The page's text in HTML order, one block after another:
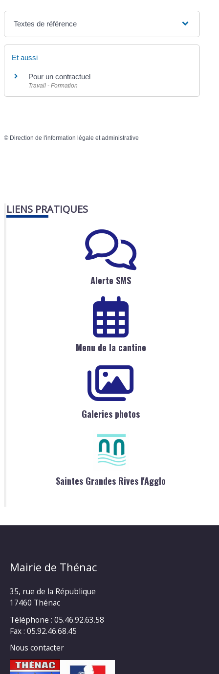
Textes de référence
Et aussi
Pour un contractuel
Travail - Formation
© Direction de l'information légale et administrative
LIENS PRATIQUES
Alerte SMS
Menu de la cantine
Galeries photos
Saintes Grandes Rives l'Agglo
Mairie de Thénac
35, rue de la République
17460 Thénac
Téléphone : 05.46.92.63.58
Fax : 05.92.46.68.45
Nous contacter